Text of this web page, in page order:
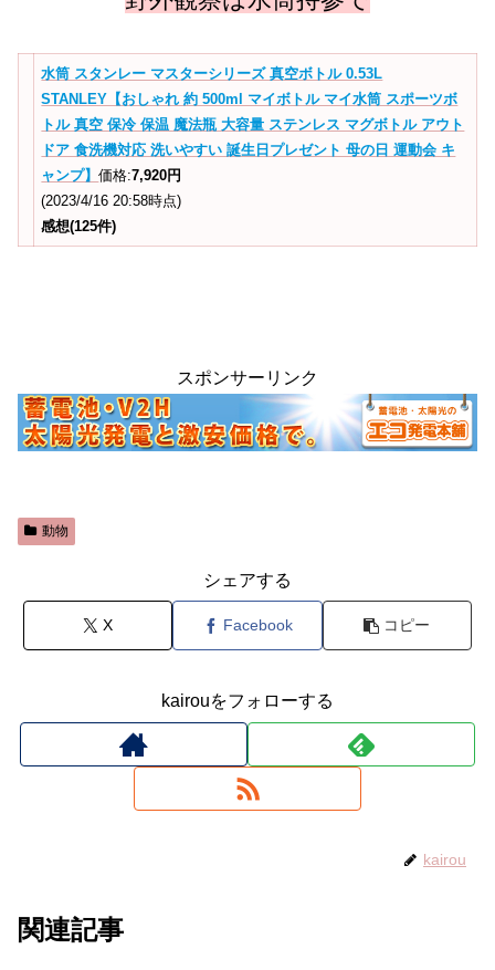
水筒 スタンレー マスターシリーズ 真空ボトル 0.53L
STANLEY【おしゃれ 約 500ml マイボトル マイ水筒 スポーツボ
トル 真空 保冷 保温 魔法瓶 大容量 ステンレス マグボトル アウト
ドア 食洗機対応 洗いやすい 誕生日プレゼント 母の日 運動会 キ
ャンプ】価格:7,920円
(2023/4/16 20:58時点)
感想(125件)
スポンサーリンク
動物
シェアする
X Facebook コピー
kairouをフォローする
kairou
関連記事